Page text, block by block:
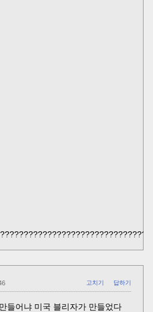
고치기 답하기
들어냐 미국 블리자가 만들었다